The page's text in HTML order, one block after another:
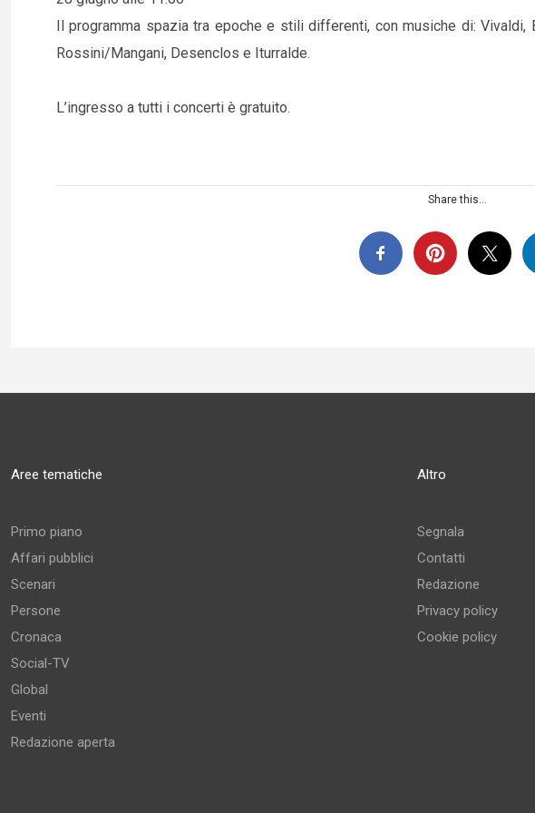
Il programma spazia tra epoche e stili differenti, con musiche di: Vivaldi,
Rossini/Mangani, Desenclos e Iturralde.
L’ingresso a tutti i concerti è gratuito.
Share this...
Aree tematiche
Primo piano
Affari pubblici
Scenari
Persone
Cronaca
Social-TV
Global
Eventi
Redazione aperta
Altro
Segnala
Contatti
Redazione
Privacy policy
Cookie policy